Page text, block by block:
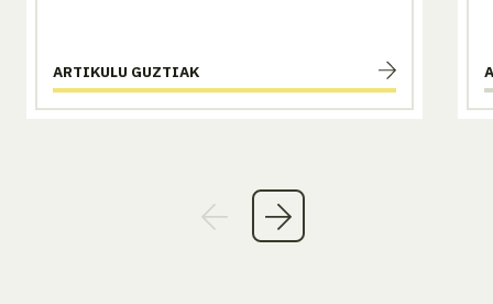
ARTIKULU GUZTIAK